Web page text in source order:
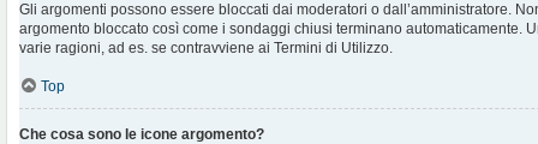
Gli argomenti possono essere bloccati dai moderatori o dall’amministratore.
argomento bloccato così come i sondaggi chiusi terminano automaticamente.
varie ragioni, ad es. se contravviene ai Termini di Utilizzo.
Top
Che cosa sono le icone argomento?